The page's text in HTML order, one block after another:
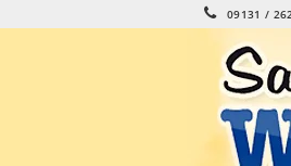
09131 /